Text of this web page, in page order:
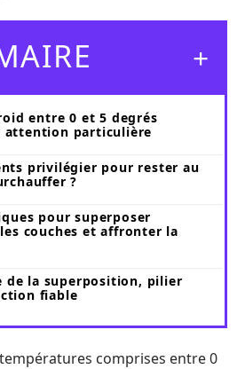
entre 0 et 5 degrés
attention particulière
privilégier pour rester au
?
pour superposer
couches et affronter la
de la superposition, pilier
fiable
températures comprises entre 0